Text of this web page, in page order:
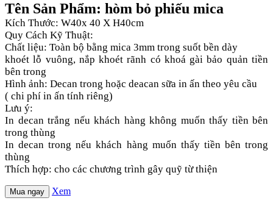
Tên Sản Phẩm: hòm bỏ phiếu mica
Kích Thước: W40x 40 X H40cm
Quy Cách Kỹ Thuật:
Chất liệu: Toàn bộ bằng mica 3mm trong suốt bền dày
khoét lỗ vuông, nắp khoét rãnh có khoá gài bảo quản tiền
bên trong
Hình ảnh: Decan trong hoặc deacan sữa in ấn theo yêu cầu
( chi phí in ấn tính riêng)
Lưu ý:
In decan trắng nếu khách hàng không muốn thấy tiền bên
trong thùng
In decan trong nếu khách hàng muốn thấy tiền bên trong
thùng
Thích hợp: cho các chương trình gây quỹ từ thiện
Mua ngay Xem